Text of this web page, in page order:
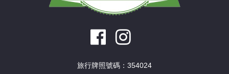
旅行牌照號碼：354024